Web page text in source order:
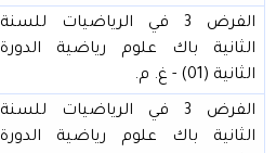
الفرض 3 في الرياضيات للسنة
الثانية باك علوم رياضية الدورة
الثانية (01) - غ. م.
الفرض 3 في الرياضيات للسنة
الثانية باك علوم رياضية الدورة